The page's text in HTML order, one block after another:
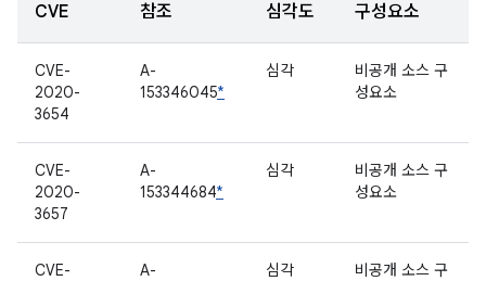
CVE 참조 심각도 구성요소
CVE-
2020-
3654
A-
153346045*
심각
비공개 소스 구
성요소
CVE-
2020-
3657
A-
153344684*
심각
비공개 소스 구
성요소
CVE-
A-
심각
비공개 소스 구